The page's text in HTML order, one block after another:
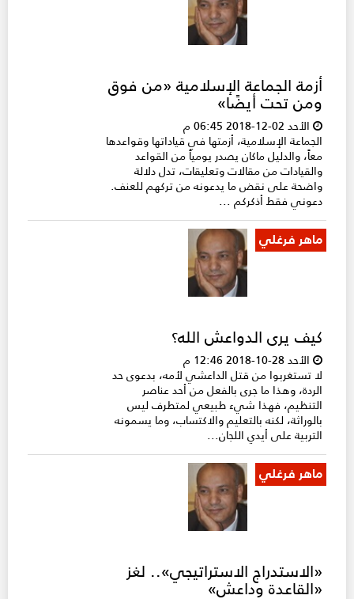
أزمة الجماعة الإسلامية «من فوق
ومن تحت أيضًا»
الأحد 02-12-2018 06:45 م
الجماعة الإسلامية، أزمتها في قياداتها وقواعدها
معاً، والدليل ماكان يصدر يومياً من القواعد
والقيادات من مقالات وتعليقات، تدل دلالة
واضحة على نقض ما يدعونه من تركهم للعنف.
دعوني فقط أذكركم ...
ماهر فرغلي
كيف يرى الدواعش الله؟
الأحد 28-10-2018 12:46 م
لا تستغربوا من قتل الداعشي لأمه، بدعوى حد
الردة، وهذا ما جرى بالفعل من أحد عناصر
التنظيم، فهذا شيء طبيعي لمتطرف ليس
بالوراثة، لكنه بالتعليم والاكتساب، وما يسمونه
التربية على أيدي اللجان...
ماهر فرغلي
«الاستدراج الاستراتيجي».. لغز
«القاعدة وداعش»